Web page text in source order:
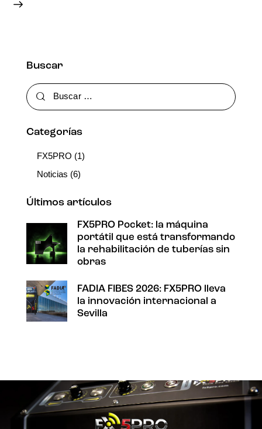
Buscar
Categorías
FX5PRO (1)
Noticias (6)
Últimos artículos
FX5PRO Pocket: la máquina
portátil que está transformando
la rehabilitación de tuberías sin
obras
FADIA FIBES 2026: FX5PRO lleva
la innovación internacional a
Sevilla